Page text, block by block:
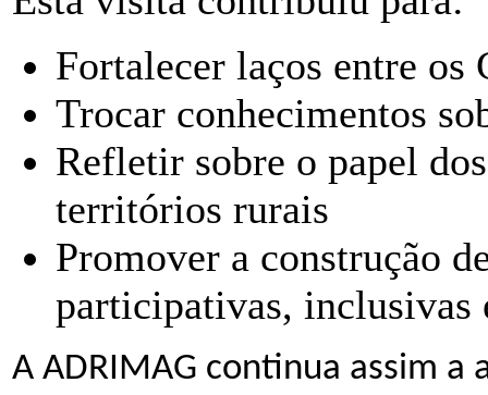
Fortalecer laços entre os
Trocar conhecimentos
Refletir sobre o papel
territórios rurais
Promover a construção
participativas, inclusivas
A ADRIMAG continua assim